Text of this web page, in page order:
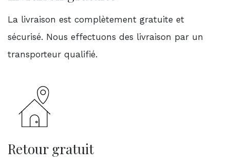
La livraison est complètement gratuite et
sécurisé. Nous effectuons des livraison par un
transporteur qualifié.
Retour gratuit